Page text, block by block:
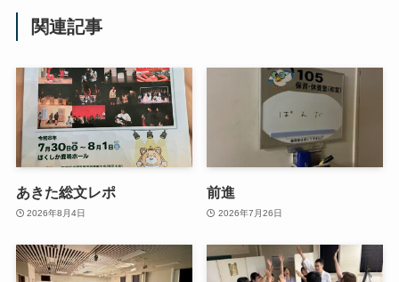
関連記事
あきた総文レポ
2026年8月4日
前進
2026年7月26日